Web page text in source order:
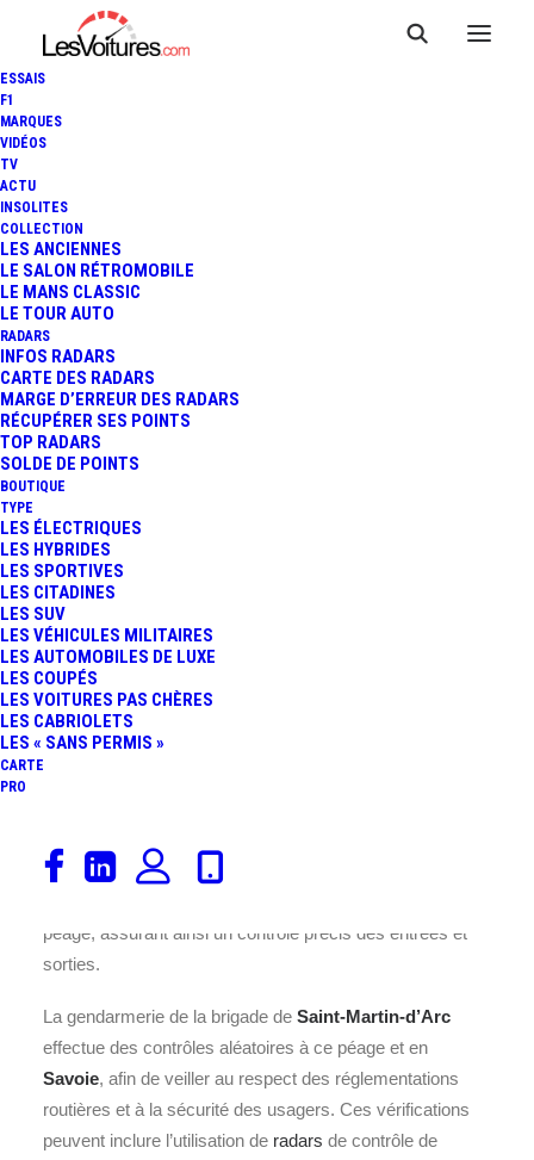
ESSAIS
F1
MARQUES
VIDÉOS
TV
ACTU
INSOLITES
COLLECTION
LES ANCIENNES
LE SALON RÉTROMOBILE
LE MANS CLASSIC
LE TOUR AUTO
RADARS
INFOS RADARS
CARTE DES RADARS
MARGE D’ERREUR DES RADARS
RÉCUPÉRER SES POINTS
TOP RADARS
SOLDE DE POINTS
BOUTIQUE
TYPE
LES ÉLECTRIQUES
LES HYBRIDES
LES SPORTIVES
LES CITADINES
LES SUV
LES VÉHICULES MILITAIRES
LES AUTOMOBILES DE LUXE
LES COUPÉS
LES VOITURES PAS CHÈRES
LES CABRIOLETS
LES « SANS PERMIS »
CARTE
PRO
Barriere (4 voies)
Gauche
Le péage de
point de passage situé sur l’autoroute
A43,
Maurienne
Martin-d’Arc
région Auvergne-Rhône-Alpes.
péage est équipé de
barrière pleine voie,
gestion fluide et efficace du trafic.
Pour visualiser les augmentations des
St Michel Barrieresur
Afin d’assurer la sécurité et le bon fonctionnement du
circulation sécurisée et ordonnée. Pour les autres voies,
péage, assurant ainsi un contrôle précis des entrées et
sorties.
La gendarmerie de la brigade de Saint-Martin-d’Arc
effectue des contrôles aléatoires à ce péage et en
Savoie, afin de veiller au respect des réglementations
routières et à la sécurité des usagers. Ces vérifications
peuvent inclure l’utilisation de radars de contrôle de